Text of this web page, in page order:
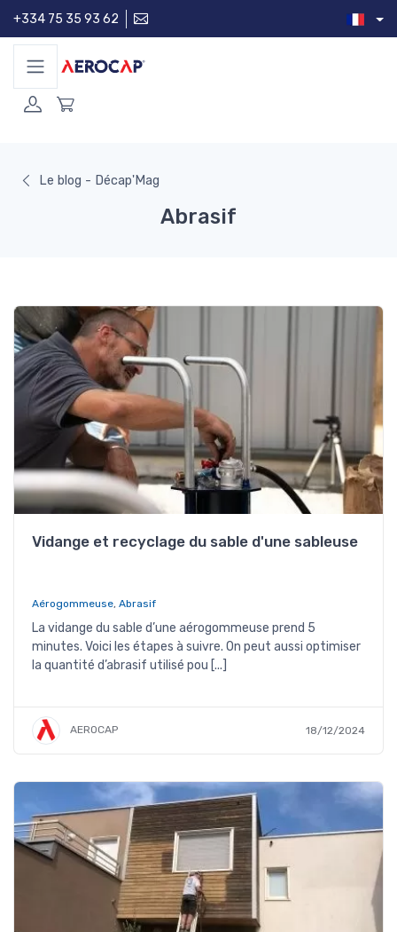
+334 75 35 93 62
Le blog - Décap'Mag
Abrasif
Vidange et recyclage du sable d'une sableuse
Aérogommeuse, Abrasif
La vidange du sable d’une aérogommeuse prend 5
minutes. Voici les étapes à suivre. On peut aussi optimiser
la quantité d’abrasif utilisé pou [...]
AEROCAP 18/12/2024